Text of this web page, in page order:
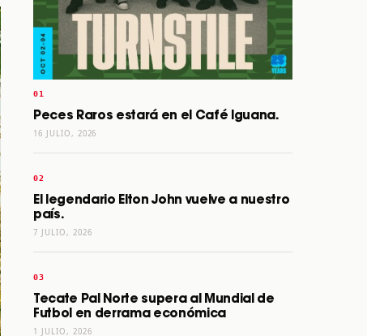
Peces Raros estará en el Café Iguana.
16 JULIO, 2026
El legendario Elton John vuelve a nuestro
país.
7 JULIO, 2026
Tecate Pal Norte supera al Mundial de
Futbol en derrama económica
1 JULIO, 2026